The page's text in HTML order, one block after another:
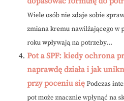
Wiele osób nie zdaje sobie
zmiana kremu nawilżającego w
roku wpływają na potrzeby...
Pot a SPF: kiedy ochrona
naprawdę działa i jak
przy poceniu się Podczas
pot może znacznie wpłynąć na